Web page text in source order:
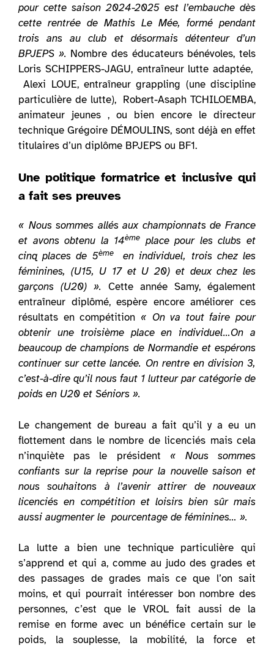
pour cette saison 2024-2025 est l’embauche dès
cette rentrée de Mathis Le Mée, formé pendant
trois ans au club et désormais détenteur d’un
BPJEPS ». Nombre des éducateurs bénévoles, tels
Loris SCHIPPERS-JAGU, entraîneur lutte adaptée,
Alexi LOUE, entraîneur grappling (une discipline
particulière de lutte), Robert-Asaph TCHILOEMBA,
animateur jeunes , ou bien encore le directeur
technique Grégoire DÉMOULINS, sont déjà en effet
titulaires d’un diplôme BPJEPS ou BF1.
Une politique formatrice et inclusive qui
a fait ses preuves
« Nous sommes allés aux championnats de France
et avons obtenu la 14ème place pour les clubs et
cinq places de 5ème
en individuel, trois chez les
féminines, (U15, U 17 et U 20) et deux chez les
garçons (U20) ». Cette année Samy, également
entraîneur diplômé, espère encore améliorer ces
résultats en compétition « On va tout faire pour
obtenir une troisième place en individuel…On a
beaucoup de champions de Normandie et espérons
continuer sur cette lancée. On rentre en division 3,
c’est-à-dire qu’il nous faut 1 lutteur par catégorie de
poids en U20 et Séniors ».
Le changement de bureau a fait qu’il y a eu un
flottement dans le nombre de licenciés mais cela
n’inquiète pas le président « Nous sommes
confiants sur la reprise pour la nouvelle saison et
nous souhaitons à l’avenir attirer de nouveaux
licenciés en compétition et loisirs bien sûr mais
aussi augmenter le pourcentage de féminines… ».
La lutte a bien une technique particulière qui
s’apprend et qui a, comme au judo des grades et
des passages de grades mais ce que l’on sait
moins, et qui pourrait intéresser bon nombre des
personnes, c’est que le VROL fait aussi de la
remise en forme avec un bénéfice certain sur le
poids, la souplesse, la mobilité, la force et